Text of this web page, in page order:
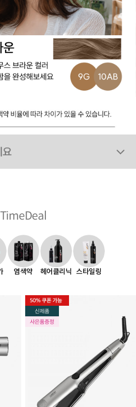
TimeDeal
염색약 헤어클리닉 스타일링